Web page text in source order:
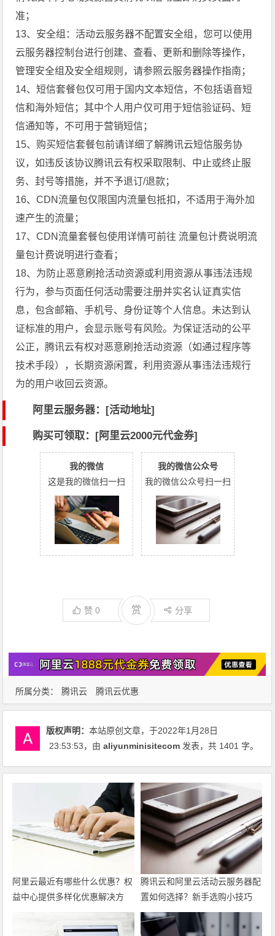
准；
13、安全组：活动云服务器不配置安全组，您可以使用
云服务器控制台进行创建、查看、更新和删除等操作，
管理安全组及安全组规则，请参照云服务器操作指南；
14、短信套餐包仅可用于国内文本短信，不包括语音短
信和海外短信；其中个人用户仅可用于短信验证码、短
信通知等，不可用于营销短信；
15、购买短信套餐包前请详细了解腾讯云短信服务协
议，如违反该协议腾讯云有权采取限制、中止或终止服
务、封号等措施，并不予退订/退款；
16、CDN流量包仅限国内流量包抵扣，不适用于海外加
速产生的流量；
17、CDN流量套餐包使用详情可前往 流量包计费说明流
量包计费说明进行查看；
18、为防止恶意刷抢活动资源或利用资源从事违法违规
行为，参与页面任何活动需要注册并实名认证真实信
息，包含邮箱、手机号、身份证等个人信息。未达到认
证标准的用户，会显示账号有风险。为保证活动的公平
公正，腾讯云有权对恶意刷抢活动资源（如通过程序等
技术手段），长期资源闲置，利用资源从事违法违规行
为的用户收回云资源。
阿里云服务器：[活动地址]
购买可领取：[阿里云2000元代金券]
我的微信
这是我的微信扫一扫
我的微信公众号
我的微信公众号扫一扫
赞0 赏 分享
所属分类： 腾讯云 腾讯云优惠
版权声明：本站原创文章，于2022年1月28日
23:53:53，由aliyunminisitecom 发表，共 1401 字。
阿里云最近有哪些什么优惠？权
益中心提供多样化优惠解决方
腾讯云和阿里云活动云服务器配
置如何选择？新手选购小技巧
最新代金券优惠券领取